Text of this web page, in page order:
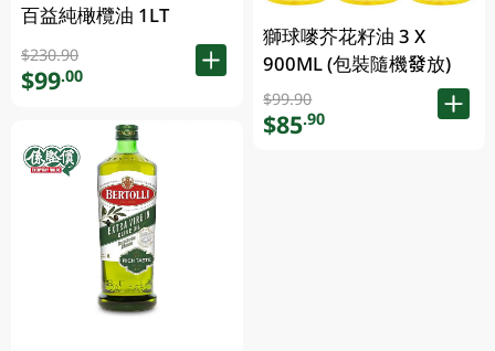
百益純橄欖油 1LT
$230.90
$99.00
獅球嘜芥花籽油 3 X
900ML (包裝隨機發放)
$99.90
$85.90